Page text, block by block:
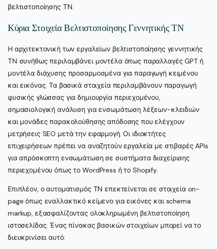
βελτιστοποίησης ΤΝ.
Κύρια Στοιχεία Βελτιστοποίησης Γεννητικής ΤΝ
Η αρχιτεκτονική των εργαλείων βελτιστοποίησης γεννητικής
ΤΝ συνήθως περιλαμβάνει μοντέλα όπως παραλλαγές GPT ή
μοντέλα διάχυσης προσαρμοσμένα για παραγωγή κειμένου
και εικόνας. Τα βασικά στοιχεία περιλαμβάνουν παραγωγή
φυσικής γλώσσας για δημιουργία περιεχομένου,
σημασιολογική ανάλυση για ενσωμάτωση λέξεων-κλειδιών
και μονάδες παρακολούθησης απόδοσης που ελέγχουν
μετρήσεις SEO μετά την εφαρμογή. Οι ιδιοκτήτες
επιχειρήσεων πρέπει να αναζητούν εργαλεία με στιβαρές APIs
για απρόσκοπτη ενσωμάτωση σε συστήματα διαχείρισης
περιεχομένου όπως το WordPress ή το Shopify.
Επιπλέον, ο αυτοματισμός ΤΝ επεκτείνεται σε στοιχεία on-
page όπως εναλλακτικό κείμενο για εικόνες και schema
markup, εξασφαλίζοντας ολοκληρωμένη βελτιστοποίηση
ιστοσελίδας. Ένας πίνακας βασικών στοιχείων μπορεί να το
διευκρινίσει αυτό: